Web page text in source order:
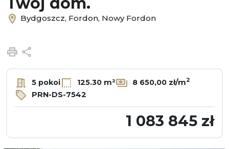
Bydgoszcz, Fordon, Nowy Fordon
Drukuj
5 pokoi 125.30 m² 8 650,00 zł/m2
PRN-DS-7542
1 083 845 zł